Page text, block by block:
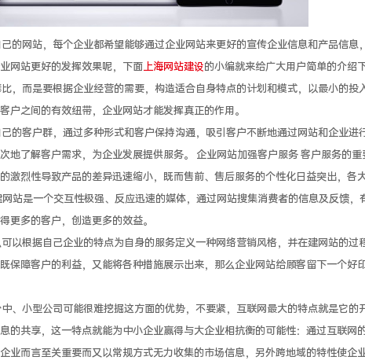
网站，每个企业都希望能够通过企业网站来更好的宣传企业信息和产品信息
网站更好的发挥效果呢，下面上海网站建设的小编就来给广大用户简单的介绍下
而是要根据企业经营的需要，构造适合自身特点的计划和模式，以最小的投
户之间的有效纽带，企业网站才能发挥真正的作用。
客户群，通过多种形式和客户保持沟通，吸引客户不断地通过网站和企业进
地了解客户需求，为企业发展提供服务。 企业网站加强客户服务 客户服务的重
激烈性导致产品的差异迅速缩小，既而售前、售后服务的个性化日益突出，各
站是一个交互性极强、反应迅速的媒体，通过网站搜集消费者的信息及反馈，
更多的客户，创造更多的效益。
根据自己企业的特点为自身的服务定义一种网络营销风格，并在建网站的过
保障客户的利益，又能将各种措施展示出来，那么企业网站给顾客留下一个好
小型公司可能很难挖掘这方面的优势，不要紧，互联网最大的特点就是它的
的共享，这一特点就能为中小企业赢得与大企业相抗衡的可能性：通过互联网
业而言至关重要而又以常规方式无力收集的市场信息，另外跨地域的特性使企